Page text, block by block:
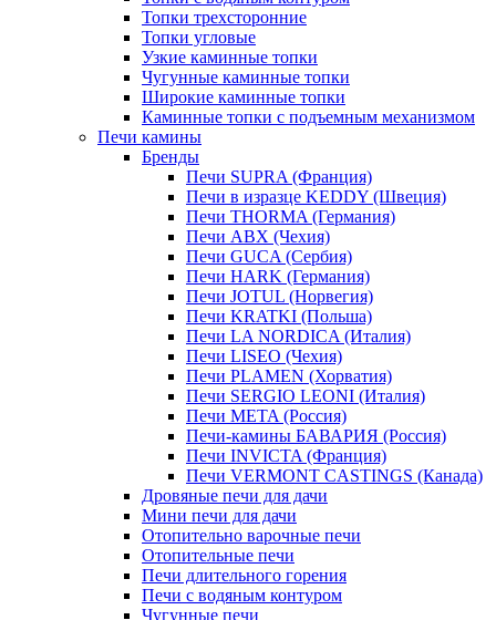
Топки трехсторонние
Топки угловые
Узкие каминные топки
Чугунные каминные топки
Широкие каминные топки
Каминные топки с подъемным механизмом
Печи камины
Бренды
Печи SUPRA (Франция)
Печи в изразце KEDDY (Швеция)
Печи THORMA (Германия)
Печи ABX (Чехия)
Печи GUCA (Сербия)
Печи HARK (Германия)
Печи JOTUL (Норвегия)
Печи KRATKI (Польша)
Печи LA NORDICA (Италия)
Печи LISEO (Чехия)
Печи PLAMEN (Хорватия)
Печи SERGIO LEONI (Италия)
Печи META (Россия)
Печи-камины БАВАРИЯ (Россия)
Печи INVICTA (Франция)
Печи VERMONT CASTINGS (Канада)
Дровяные печи для дачи
Мини печи для дачи
Отопительно варочные печи
Отопительные печи
Печи длительного горения
Печи с водяным контуром
Чугунные печи